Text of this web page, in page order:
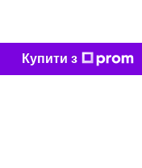
Купити з